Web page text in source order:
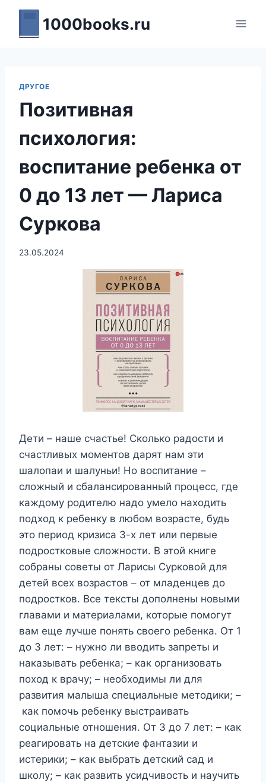
Перейти
содержимому
1000books.ru
ДРУГОЕ
Позитивная
психология:
воспитание ребенка от
0 до 13 лет — Лариса
Суркова
23.05.2024
Дети – наше счастье! Сколько радости и
счастливых моментов дарят нам эти
шалопаи и шалуньи! Но воспитание –
сложный и сбалансированный процесс, где
каждому родителю надо умело находить
подход к ребенку в любом возрасте, будь
это период кризиса 3-х лет или первые
подростковые сложности. В этой книге
собраны советы от Ларисы Сурковой для
детей всех возрастов – от младенцев до
подростков. Все тексты дополнены новыми
главами и материалами, которые помогут
вам еще лучше понять своего ребенка. От 1
до 3 лет: – нужно ли вводить запреты и
наказывать ребенка; – как организовать
поход к врачу; – необходимы ли для
развития малыша специальные методики; –
как помочь ребенку выстраивать
социальные отношения. От 3 до 7 лет: – как
реагировать на детские фантазии и
истерики; – как выбрать детский сад и
школу; – как развить усидчивость и научить